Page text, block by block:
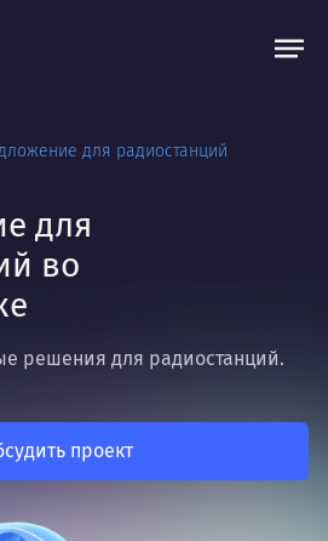
для радиостанций
для
во
решения для радиостанций.
проект